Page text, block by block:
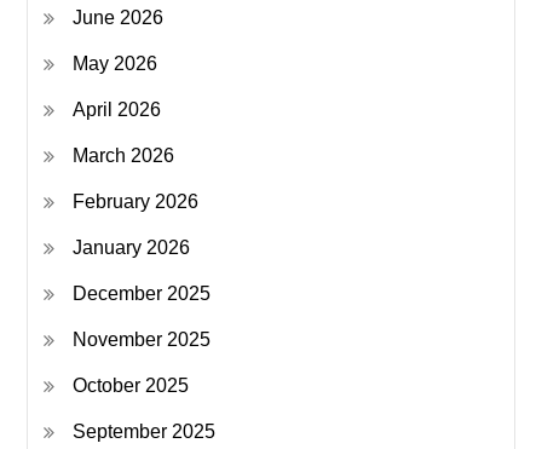
June 2026
May 2026
April 2026
March 2026
February 2026
January 2026
December 2025
November 2025
October 2025
September 2025